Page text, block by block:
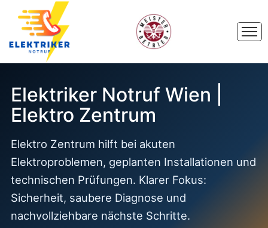
Elektriker Notruf Wien |
Elektro Zentrum
Elektro Zentrum hilft bei akuten
Elektroproblemen, geplanten Installationen und
technischen Prüfungen. Klarer Fokus:
Sicherheit, saubere Diagnose und
nachvollziehbare nächste Schritte.